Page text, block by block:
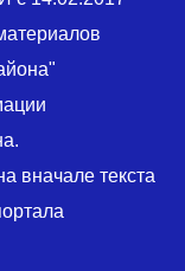
вначале текста